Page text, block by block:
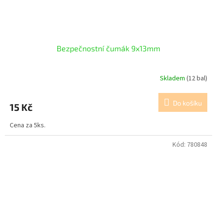
Bezpečnostní čumák 9x13mm
Skladem (12 bal)
15 Kč Do košíku
Cena za 5ks.
Kód: 780848